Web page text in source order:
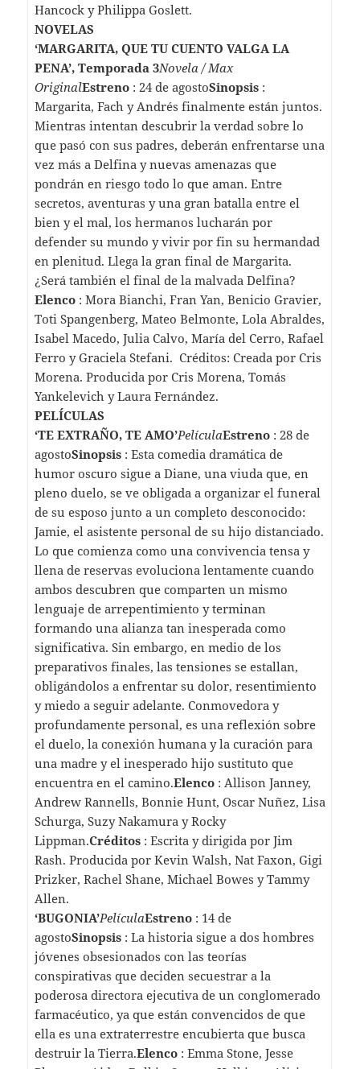
Hancock y Philippa Goslett.
NOVELAS
‘MARGARITA, QUE TU CUENTO VALGA LA
PENA’, Temporada 3Novela / Max
OriginalEstreno: 24 de agostoSinopsis:
Margarita, Fach y Andrés finalmente están juntos.
Mientras intentan descubrir la verdad sobre lo
que pasó con sus padres, deberán enfrentarse una
vez más a Delfina y nuevas amenazas que
pondrán en riesgo todo lo que aman. Entre
secretos, aventuras y una gran batalla entre el
bien y el mal, los hermanos lucharán por
defender su mundo y vivir por fin su hermandad
en plenitud. Llega la gran final de Margarita.
¿Será también el final de la malvada Delfina?
Elenco: Mora Bianchi, Fran Yan, Benicio Gravier,
Toti Spangenberg, Mateo Belmonte, Lola Abraldes,
Isabel Macedo, Julia Calvo, María del Cerro, Rafael
Ferro y Graciela Stefani. Créditos: Creada por Cris
Morena. Producida por Cris Morena, Tomás
Yankelevich y Laura Fernández.
PELÍCULAS
‘TE EXTRAÑO, TE AMO’PelículaEstreno: 28 de
agostoSinopsis: Esta comedia dramática de
humor oscuro sigue a Diane, una viuda que, en
pleno duelo, se ve obligada a organizar el funeral
de su esposo junto a un completo desconocido:
Jamie, el asistente personal de su hijo distanciado.
Lo que comienza como una convivencia tensa y
llena de reservas evoluciona lentamente cuando
ambos descubren que comparten un mismo
lenguaje de arrepentimiento y terminan
formando una alianza tan inesperada como
significativa. Sin embargo, en medio de los
preparativos finales, las tensiones se estallan,
obligándolos a enfrentar su dolor, resentimiento
y miedo a seguir adelante. Conmovedora y
profundamente personal, es una reflexión sobre
el duelo, la conexión humana y la curación para
una madre y el inesperado hijo sustituto que
encuentra en el camino.Elenco: Allison Janney,
Andrew Rannells, Bonnie Hunt, Oscar Nuñez, Lisa
Schurga, Suzy Nakamura y Rocky
Lippman.Créditos: Escrita y dirigida por Jim
Rash. Producida por Kevin Walsh, Nat Faxon, Gigi
Prizker, Rachel Shane, Michael Bowes y Tammy
Allen.
‘BUGONIA’PelículaEstreno: 14 de
agostoSinopsis: La historia sigue a dos hombres
jóvenes obsesionados con las teorías
conspirativas que deciden secuestrar a la
poderosa directora ejecutiva de un conglomerado
farmacéutico, ya que están convencidos de que
ella es una extraterrestre encubierta que busca
destruir la Tierra.Elenco: Emma Stone, Jesse